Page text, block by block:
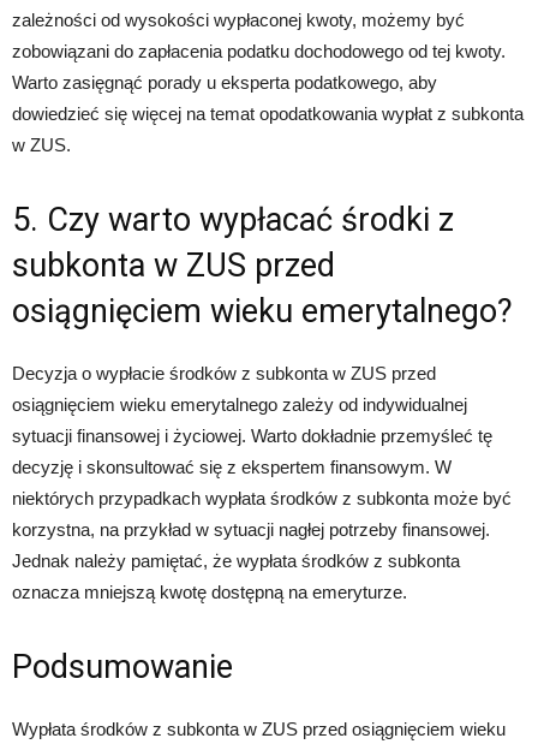
zależności od wysokości wypłaconej kwoty, możemy być
zobowiązani do zapłacenia podatku dochodowego od tej kwoty.
Warto zasięgnąć porady u eksperta podatkowego, aby
dowiedzieć się więcej na temat opodatkowania wypłat z subkonta
w ZUS.
5. Czy warto wypłacać środki z
subkonta w ZUS przed
osiągnięciem wieku emerytalnego?
Decyzja o wypłacie środków z subkonta w ZUS przed
osiągnięciem wieku emerytalnego zależy od indywidualnej
sytuacji finansowej i życiowej. Warto dokładnie przemyśleć tę
decyzję i skonsultować się z ekspertem finansowym. W
niektórych przypadkach wypłata środków z subkonta może być
korzystna, na przykład w sytuacji nagłej potrzeby finansowej.
Jednak należy pamiętać, że wypłata środków z subkonta
oznacza mniejszą kwotę dostępną na emeryturze.
Podsumowanie
Wypłata środków z subkonta w ZUS przed osiągnięciem wieku